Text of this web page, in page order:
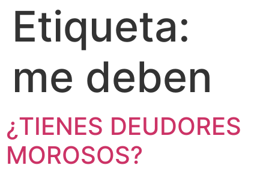
Etiqueta:
me deben
¿TIENES DEUDORES
MOROSOS?